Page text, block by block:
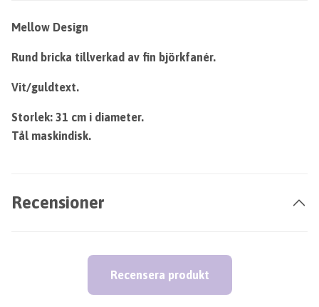
Mellow Design
Rund bricka tillverkad av fin björkfanér.
Vit/guldtext.
Storlek: 31 cm i diameter.
Tål maskindisk.
Recensioner
Recensera produkt